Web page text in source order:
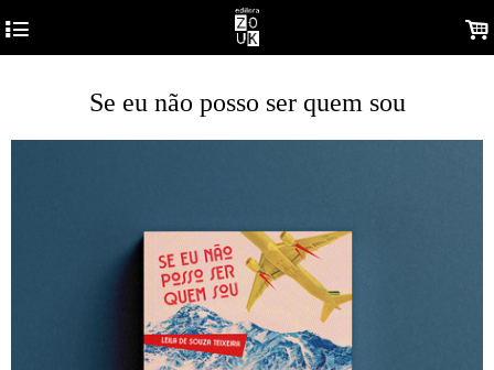
4 .
Se eu não posso ser quem sou